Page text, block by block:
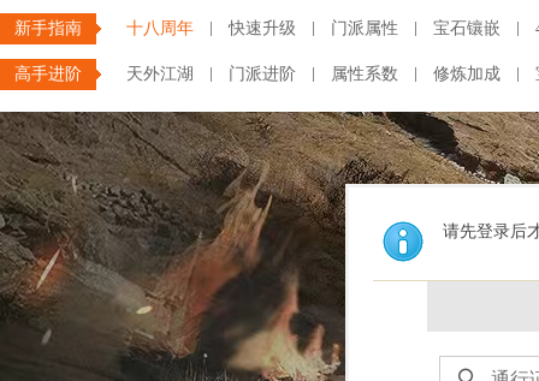
新手指南 十八周年 快速升级 门派属性 宝石镶嵌
高手进阶 天外江湖 门派进阶 属性系数 修炼加成
请先登录后